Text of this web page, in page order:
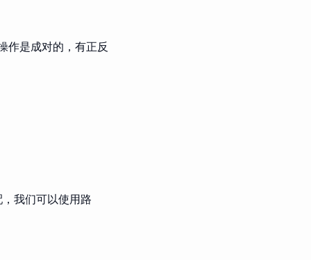
作是成对的，有正反
我们可以使用路